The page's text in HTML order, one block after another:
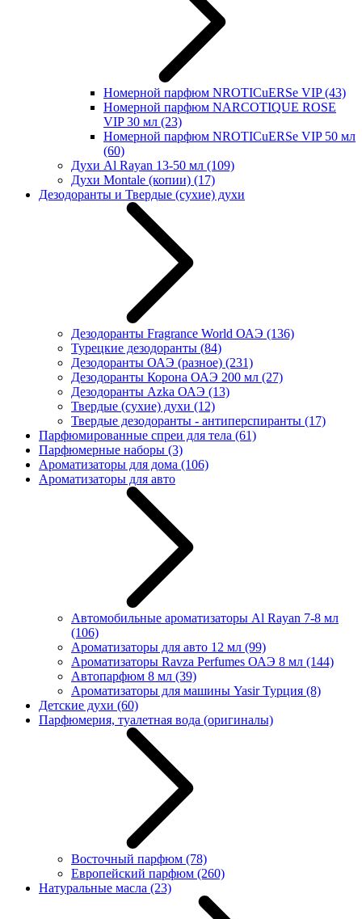
Номерной парфюм NROTICuERSe VIP(43)
Номерной парфюм NARCOTIQUE ROSE
VIP 30 мл (23)
Номерной парфюм NROTICuERSe VIP 50 мл
(60)
Духи Al Rayan 13-50 мл (109)
Духи Montale (копии) (17)
Дезодоранты и Твердые (сухие) духи
Дезодоранты Fragrance World ОАЭ (136)
Турецкие дезодоранты (84)
Дезодоранты ОАЭ (разное) (231)
Дезодоранты Корона ОАЭ 200 мл (27)
Дезодоранты Azka ОАЭ (13)
Твердые (сухие) духи (12)
Твердые дезодоранты - антиперспиранты (17)
Парфюмированные спреи для тела (61)
Парфюмерные наборы (3)
Ароматизаторы для дома (106)
Ароматизаторы для авто
Автомобильные ароматизаторы Al Rayan 7-8 мл
(106)
Ароматизаторы для авто 12 мл (99)
Ароматизаторы Ravza Perfumes ОАЭ 8 мл (144)
Автопарфюм 8 мл (39)
Ароматизаторы для машины Yasir Турция (8)
Детские духи (60)
Парфюмерия, туалетная вода (оригиналы)
Восточный парфюм (78)
Европейский парфюм (260)
Натуральные масла (23)